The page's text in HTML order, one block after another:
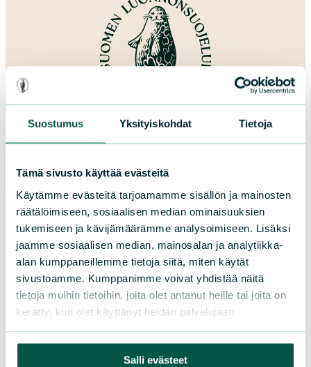
Suostumus Yksityiskohdat Tietoja
Tämä sivusto käyttää evästeitä
Käytämme evästeitä tarjoamamme sisällön ja mainosten
räätälöimiseen, sosiaalisen median ominaisuuksien
tukemiseen ja kävijämäärämme analysoimiseen. Lisäksi
jaamme sosiaalisen median, mainosalan ja analytiikka-
alan kumppaneillemme tietoja siitä, miten käytät
sivustoamme. Kumppanimme voivat yhdistää näitä
tietoja muihin tietoihin, joita olet antanut heille tai joita on
kerätty, kun olet käyttänyt heidän palvelujaan.
Salli evästeet
Lahjoita
Suomen luonnonsuojeluliitto
Sörnäistenkatu 1
00580 Helsinki
Puh. 09 228 08210 (arkisin 9-15)